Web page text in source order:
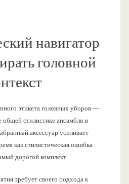
навигатор
головной
этикета головных уборов —
общей стилистике ансамбля и
аксессуар усиливает
как стилистическая ошибка
дорогой комплект.
требует своего подхода к